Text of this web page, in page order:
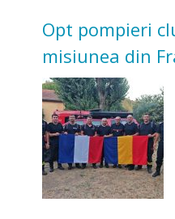
Opt pompieri
misiunea din
incendii de